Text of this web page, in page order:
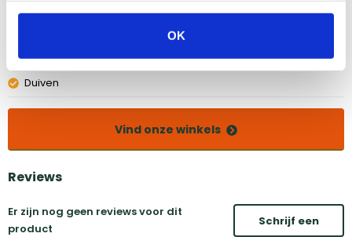
OK
Amsterdam
Duiven
Eindhoven
Vind onze winkels
Reviews
Er zijn nog geen reviews voor dit
product
Schrijf een